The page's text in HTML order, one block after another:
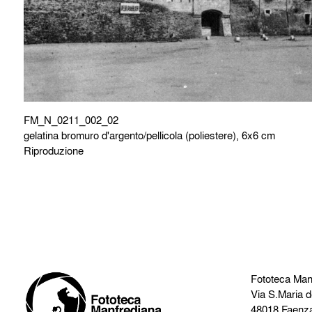
FM_N_0211_002_02
gelatina bromuro d'argento/pellicola (poliestere), 6x6 cm
Riproduzione
Fototeca
Via S.Maria